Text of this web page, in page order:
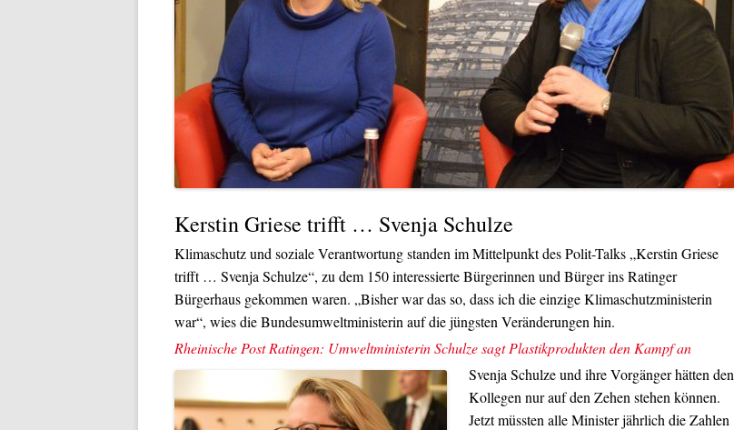
Kerstin Griese trifft … Svenja Schulze
Klimaschutz und soziale Verantwortung standen im Mittelpunkt des Polit-Talks „Kerstin Griese
trifft … Svenja Schulze“, zu dem 150 interessierte Bürgerinnen und Bürger ins Ratinger
Bürgerhaus gekommen waren. „Bisher war das so, dass ich die einzige Klimaschutzministerin
war“, wies die Bundesumweltministerin auf die jüngsten Veränderungen hin.
Rheinische Post Ratingen: Umweltministerin Schulze sagt Plastikprodukten den Kampf an
Svenja Schulze und ihre Vorgänger hätten den
Kollegen nur auf den Zehen stehen können.
Jetzt müssten alle Minister jährlich die Zahlen